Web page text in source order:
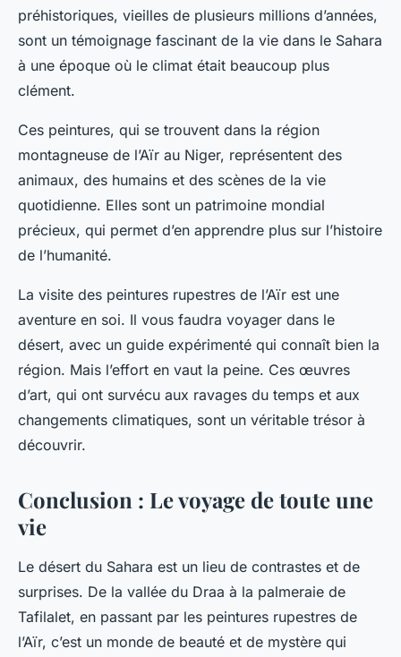
préhistoriques, vieilles de plusieurs millions d’années,
sont un témoignage fascinant de la vie dans le Sahara
à une époque où le climat était beaucoup plus
clément.
Ces peintures, qui se trouvent dans la région
montagneuse de l’Aïr au Niger, représentent des
animaux, des humains et des scènes de la vie
quotidienne. Elles sont un patrimoine mondial
précieux, qui permet d’en apprendre plus sur l’histoire
de l’humanité.
La visite des peintures rupestres de l’Aïr est une
aventure en soi. Il vous faudra voyager dans le
désert, avec un guide expérimenté qui connaît bien la
région. Mais l’effort en vaut la peine. Ces œuvres
d’art, qui ont survécu aux ravages du temps et aux
changements climatiques, sont un véritable trésor à
découvrir.
Conclusion : Le voyage de toute une
vie
Le désert du Sahara est un lieu de contrastes et de
surprises. De la vallée du Draa à la palmeraie de
Tafilalet, en passant par les peintures rupestres de
l’Aïr, c’est un monde de beauté et de mystère qui